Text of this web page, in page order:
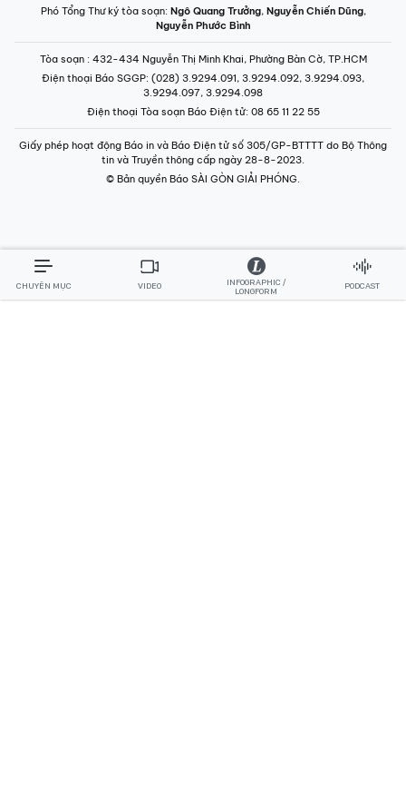
Phó Tổng Thư ký tòa soạn: Ngô Quang Trưởng, Nguyễn Chiến Dũng,
Nguyễn Phước Bình
Tòa soạn : 432-434 Nguyễn Thị Minh Khai, Phường Bàn Cờ, TP.HCM
Điện thoại Báo SGGP: (028) 3.9294.091, 3.9294.092, 3.9294.093,
3.9294.097, 3.9294.098
Điện thoại Tòa soạn Báo Điện tử: 08 65 11 22 55
Giấy phép hoạt động Báo in và Báo Điện tử số 305/GP-BTTTT do Bộ Thông
tin và Truyền thông cấp ngày 28-8-2023.
© Bản quyền Báo SÀI GÒN GIẢI PHÓNG.
CHUYÊN MỤC VIDEO
INFOGRAPHIC /
LONGFORM
PODCAST